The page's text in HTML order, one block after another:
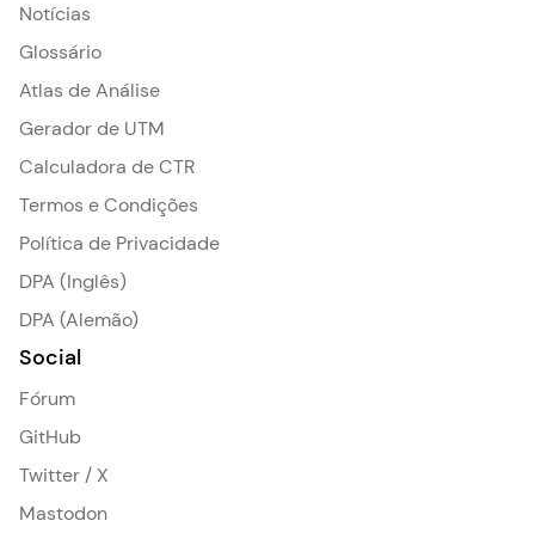
Notícias
Glossário
Atlas de Análise
Gerador de UTM
Calculadora de CTR
Termos e Condições
Política de Privacidade
DPA (Inglês)
DPA (Alemão)
Social
Fórum
GitHub
Twitter / X
Mastodon